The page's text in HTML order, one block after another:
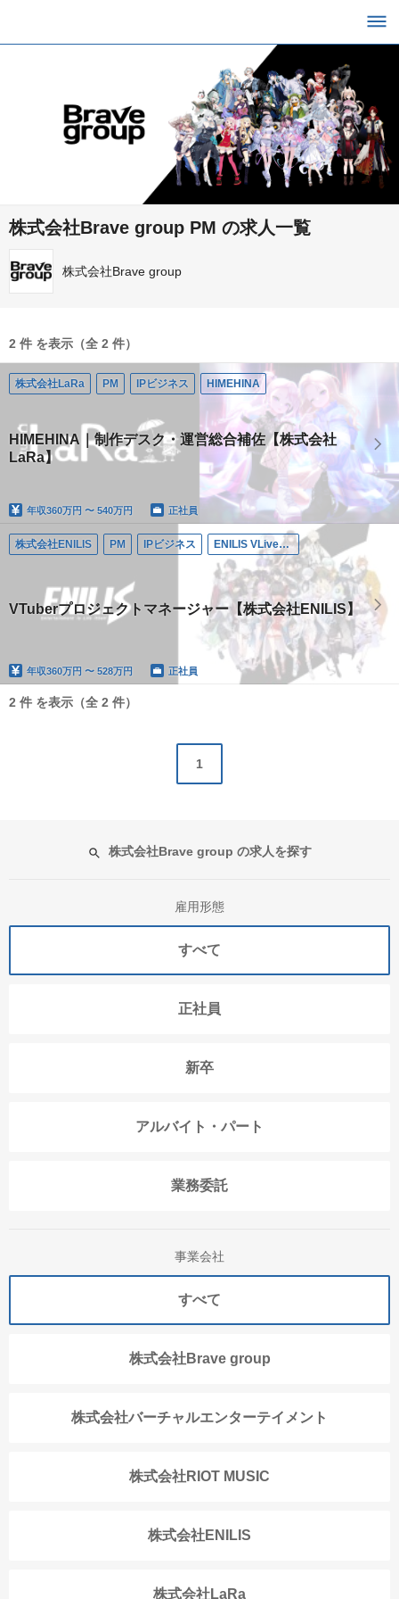
株式会社Brave group PM の求人一覧
株式会社Brave group
2 件 を表示（全 2 件）
株式会社LaRa PM IPビジネス HIMEHINA
HIMEHINA｜制作デスク・運営総合補佐【株式会社
LaRa】
年収360万円 〜 540万円 正社員
株式会社ENILIS PM IPビジネス ENILIS VLiver Project/ゆにれいど
VTuberプロジェクトマネージャー【株式会社ENILIS】
年収360万円 〜 528万円 正社員
2 件 を表示（全 2 件）
1
株式会社Brave group の求人を探す
雇用形態
すべて
正社員
新卒
アルバイト・パート
業務委託
事業会社
すべて
株式会社Brave group
株式会社バーチャルエンターテイメント
株式会社RIOT MUSIC
株式会社ENILIS
株式会社LaRa